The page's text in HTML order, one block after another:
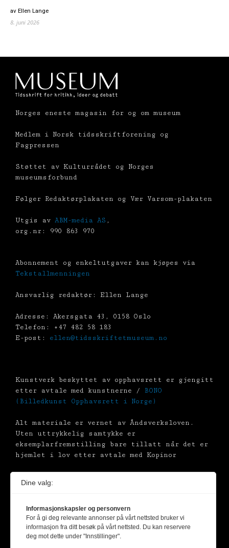
av Ellen Lange
8. juni 2026
Norges eneste magasin for og om museum
Medlem i Norsk tidsskriftforening og
Fagpressen
Støttet av Kulturrådet og Norges
museumsforbund
Følger Redaktørplakaten og Vær Varsom-plakaten
Utgis av ABM-media AS ,
org.nr: 990 863 970
Abonnement og enkeltutgaver kan kjøpes via
Tekstallmenningen
Ansvarlig redaktør: Ellen Lange
Adresse: Akersgata 43, 0158 Oslo
Telefon: +47 482 58 183
E-post: ellen@tidsskriftetmuseum.no
Kunstverk beskyttet av opphavsrett er gjengitt
etter avtale med kunstnerne / BONO
(Billedkunst Opphavsrett i Norge)
Alt materiale er vernet av Åndsverksloven.
Uten uttrykkelig samtykke er
eksemplarfremstilling bare tillatt når det er
hjemlet i lov etter avtale med Kopinor
Dine valg:
Informasjonskapsler og personvern
For å gi deg relevante annonser på vårt nettsted bruker vi
informasjon fra ditt besøk på vårt nettsted. Du kan reservere
deg mot dette under "Innstillinger".